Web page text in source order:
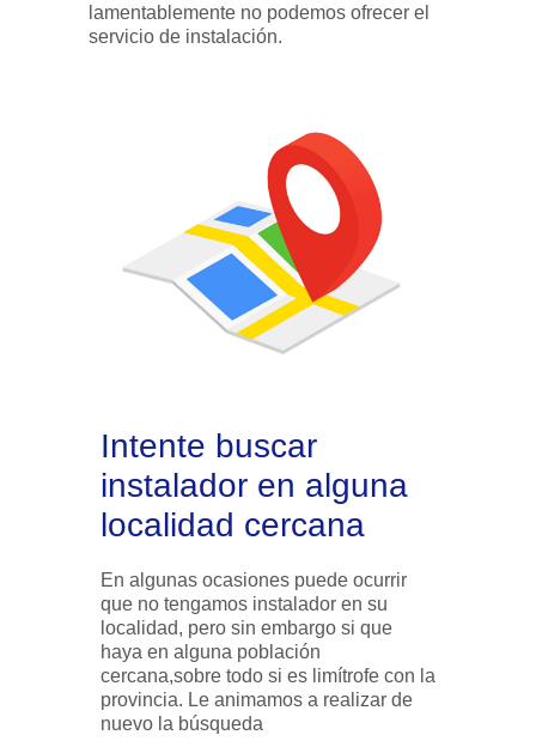
lamentablemente no podemos ofrecer el
servicio de instalación.
Intente buscar
instalador en alguna
localidad cercana
En algunas ocasiones puede ocurrir
que no tengamos instalador en su
localidad, pero sin embargo si que
haya en alguna población
cercana,sobre todo si es limítrofe con la
provincia. Le animamos a realizar de
nuevo la búsqueda